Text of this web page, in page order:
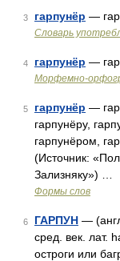
3 гарпунёр —
Словарь
4 гарпунёр —
Морфемно-
5 гарпунёр —
гарпунёру,
гарпунёром,
(Источник:
Зализняку») …
Формы слов
6 ГАРПУН —
сред. век. лат.
остроги или